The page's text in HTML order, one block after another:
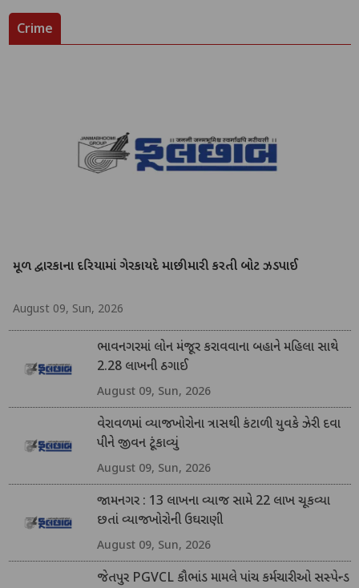
Crime
મૂળ દ્વારકાના દરિયામાં ગેરકાયદે માછીમારી કરતી બોટ ઝડપાઈ
August 09, Sun, 2026
ભાવનગરમાં લોન મંજૂર કરાવવાના બહાને મહિલા સાથે
2.28 લાખની ઠગાઈ
August 09, Sun, 2026
વેરાવળમાં વ્યાજખોરોના ત્રાસથી કંટાળી યુવકે ઝેરી દવા
પીને જીવન ટૂંકાવ્યું
August 09, Sun, 2026
જામનગર : 13 લાખના વ્યાજ સામે 22 લાખ ચૂકવ્યા
છતાં વ્યાજખોરોની ઉઘરાણી
August 09, Sun, 2026
જેતપુર PGVCL કૌભાંડ મામલે પાંચ કર્મચારીઓ સસ્પેન્ડ